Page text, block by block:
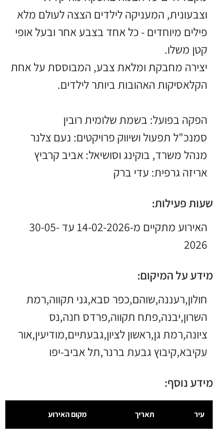
וצבעונית, המעניקה לילדים הצצה לעולם מלא
פילים מיוחדים - כל אחד בצבע אחר ובעל אופי
קטן משלו.
יצירה מחבקת ומלאת צבע, המבוססת על אחת
הקלאסיקות האהובות ביותר לילדים.
הפקה בפועל: בשמת שלומית רובין
סמנכ"ל תפעול ושיווק פרויקטים: נעם צלנר
מנהל משרד, בוקינג וסושיאל: אביב קרביץ
אריזה גרפית: עדי ברק
שעות פעילות:
האירוע מתקיים מ-14-02-2026 עד 30-05-
2026
מידע על המיקום:
חולון,רעננה,שוהם,כפר סבא,גני תקווה,רמת
השרון,יבנה,פתח תקווה,פרדס חנה,נס
ציונה,רמת גן,ראשון לציון,גבעתיים,מודיעין,אור
עקיבא,קיבוץ גבעת ברנר,תל אביב-יפו
מידע נוסף:
עיר תאריך מקום האירוע